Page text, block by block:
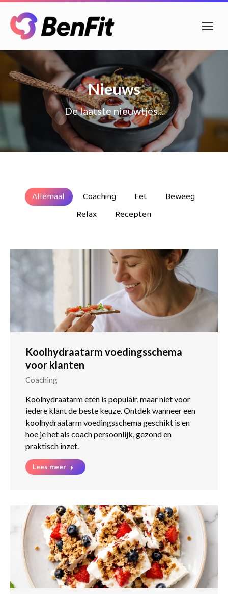
Nieuws
De laatste nieuwtjes...
Allemaal Beweeg
Coaching
Eet
Recepten
Relax
Koolhydraatarm voedingsschema
voor klanten
Coaching
Koolhydraatarm eten is populair, maar niet voor
iedere klant de beste keuze. Ontdek wanneer een
koolhydraatarm voedingsschema geschikt is en
hoe je het als coach persoonlijk, gezond en
praktisch inzet.
Lees meer